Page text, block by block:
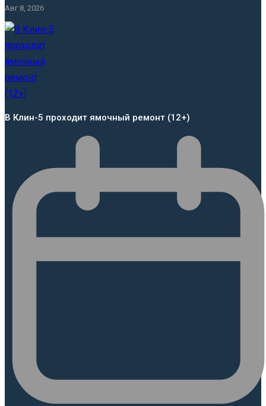
Авг 8, 2026
В Клин-5 проходит ямочный ремонт (12+)